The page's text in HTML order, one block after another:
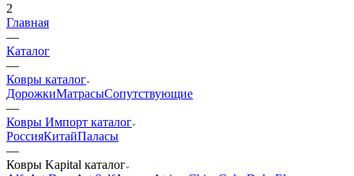
2
Главная
—
Каталог
—
Ковры каталог
ДорожкиМатрасыСопутствующие
—
Ковры Импорт каталог
РоссияКитайПаласы
—
Ковры Kapital каталог